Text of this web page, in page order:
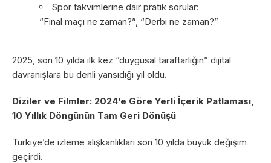
Spor takvimlerine dair pratik sorular:
“Final maçı ne zaman?”, “Derbi ne zaman?”
2025, son 10 yılda ilk kez “duygusal taraftarlığın” dijital
davranışlara bu denli yansıdığı yıl oldu.
Diziler ve Filmler: 2024’e Göre Yerli İçerik Patlaması,
10 Yıllık Döngünün Tam Geri Dönüşü
Türkiye’de izleme alışkanlıkları son 10 yılda büyük değişim
geçirdi.